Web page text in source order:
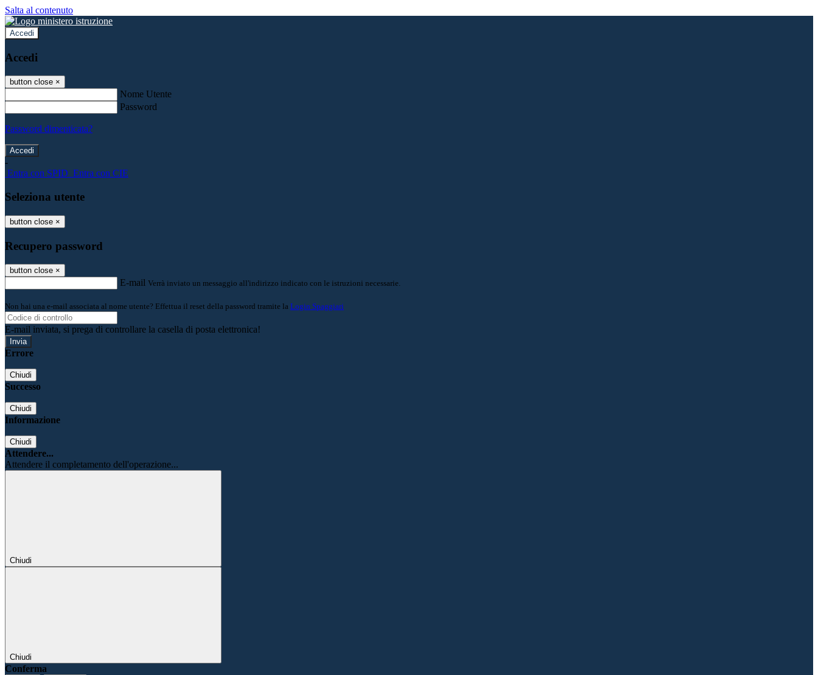
Salta al contenuto
Accedi
Accedi
button close ×
Nome Utente
Password
Password dimenticata?
-
Entra con SPID Entra con CIE
Seleziona utente
button close ×
Recupero password
button close ×
E-mail Verrà inviato un messaggio all'indirizzo indicato con le istruzioni necessarie.
Non hai una e-mail associata al nome utente? Effettua il reset della password tramite la Login Spaggiari
E-mail inviata, si prega di controllare la casella di posta elettronica!
Errore
Chiudi
Successo
Chiudi
Informazione
Chiudi
Attendere...
Attendere il completamento dell'operazione...
Chiudi
Chiudi
Conferma